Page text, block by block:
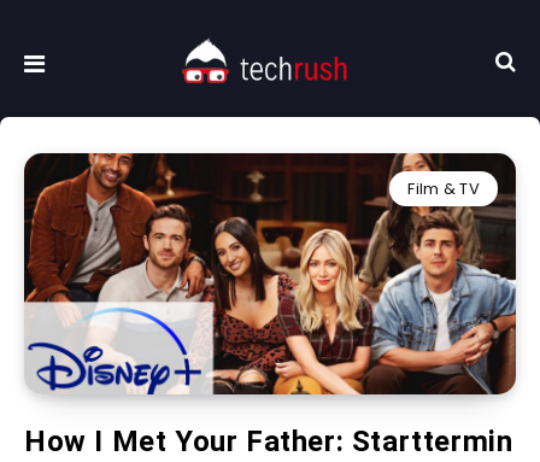
Film & TV
How I Met Your Father: Starttermin